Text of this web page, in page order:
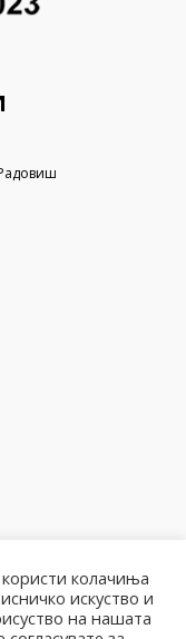
колачиња
искуство и
на нашата